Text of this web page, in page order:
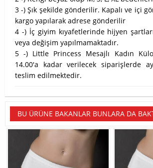
3 -) Şık şekilde gönderilir. Kapalı ve içi
kargo yapılarak adrese gönderilir
4 -) İç giyim kıyafetlerinde hijyen
veya değişim yapılmamaktadır.
5 -) Little Princess Mesajlı Kadın
14.00'a kadar verilecek siparişlerde
teslim edilmektedir.
BU ÜRÜNE BAKANLAR BUNLARA DA